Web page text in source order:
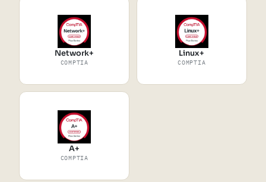
Network+
COMPTIA
Linux+
COMPTIA
A+
COMPTIA